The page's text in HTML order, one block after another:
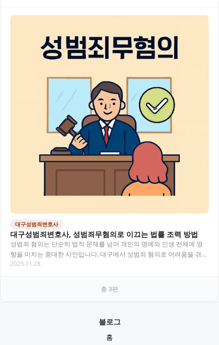
대구성범죄변호사
대구성범죄변호사, 성범죄무혐의로 이끄는 법률 조력 방법
성범죄 혐의는 단순히 법적 문제를 넘어 개인의 명예와 인생 전체에 영
향을 미치는 중대한 사안입니다. 대구에서 성범죄 혐의로 어려움을 겪고
계신 분들에게 전문적인 법률 조력을 통해…
2025.11.28
총 3편
블로그
홈